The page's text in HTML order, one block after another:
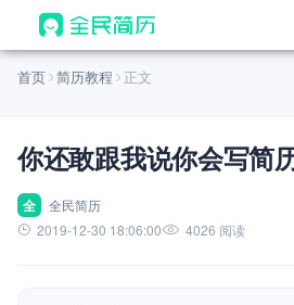
首页
AI 生成简历
AI 优化简历
AI 翻译简历
首页 简历教程 正文
你还敢跟我说你会写简
全
全民简历
2019-12-30 18:06:00
4026 阅读